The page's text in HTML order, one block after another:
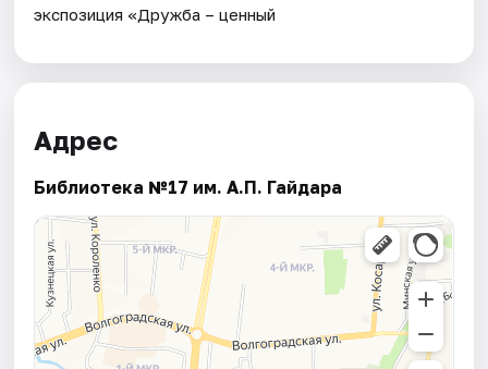
экспозиция «Дружба – ценный
Адрес
Библиотека №17 им. А.П. Гайдара